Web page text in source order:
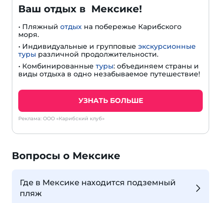
Ваш отдых в Мексике!
• Пляжный отдых на побережье Карибского
моря.
• Индивидуальные и групповые экскурсионные
туры различной продолжительности.
• Комбинированные туры: объединяем страны и
виды отдыха в одно незабываемое путешествие!
УЗНАТЬ БОЛЬШЕ
Реклама: ООО «Карибский клуб»
Вопросы о Мексике
Где в Мексике находится подземный
пляж